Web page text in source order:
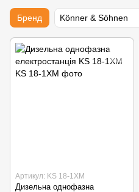
Бренд Könner & Söhnen
Артикул: KS 18-1XM
Дизельна однофазна